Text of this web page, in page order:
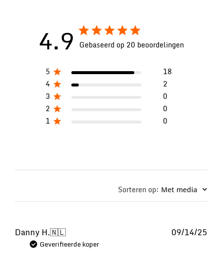
4.9 Gebaseerd op 20 beoordelingen
5
18
4
2
3
0
2
0
1
0
Sorteren op: Met media
Danny H.🇳🇱
Geverifieerde koper
09/14/25